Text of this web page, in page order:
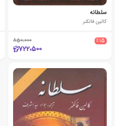
سلطانه
کالین فالکنر
٪15 850،000
722،500